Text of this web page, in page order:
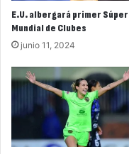
E.U. albergará primer Súper
Mundial de Clubes
junio 11, 2024